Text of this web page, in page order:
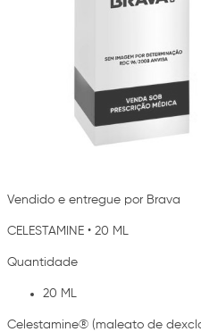
Vendido e entregue por Brava
CELESTAMINE • 20 ML
Quantidade
20 ML
Celestamine® (maleato de